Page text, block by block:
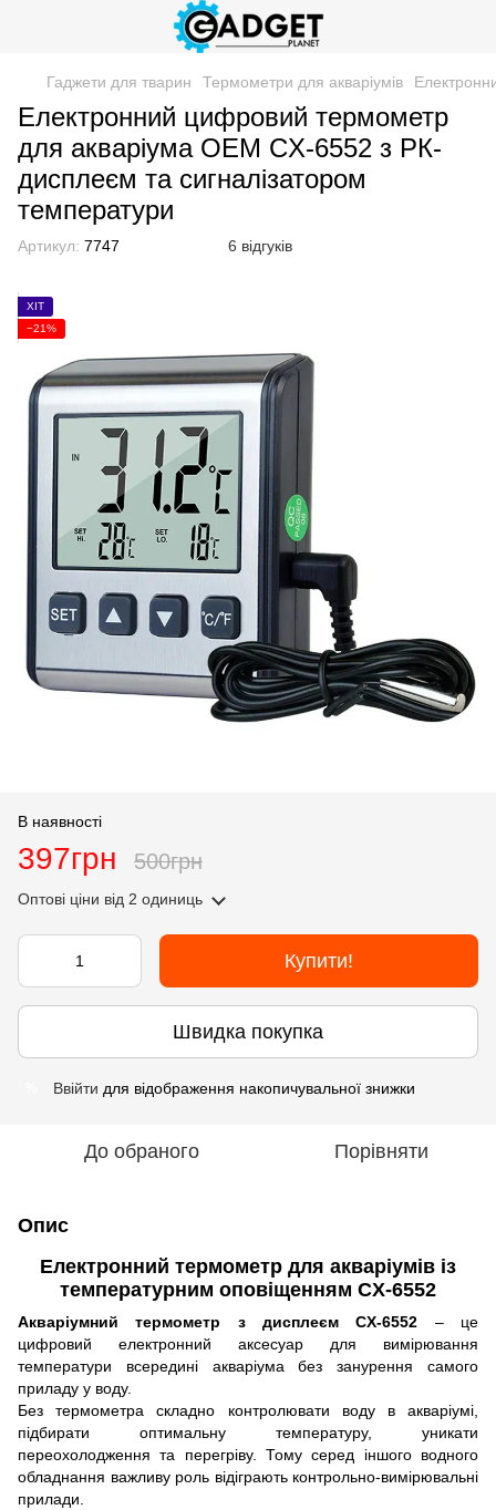
Гаджети для тварин Термометри для акваріумів
Електронний цифровий термометр
для акваріума OEM CX-6552 з РК-
дисплеєм та сигналізатором
температури
Артикул: 7747 6 відгуків
ХІТ
−21%
В наявності
397грн 500грн
Оптові ціни від 2 одиниць
Купити!
Швидка покупка
Ввійти для відображення накопичувальної знижки
До обраного Порівняти
Опис
Електронний термометр для акваріумів із
температурним оповіщенням CX-6552
Акваріумний термометр з дисплеєм CX-6552 – це
цифровий електронний аксесуар для вимірювання
температури всередині акваріума без занурення самого
приладу у воду.
Без термометра складно контролювати воду в акваріумі,
підбирати оптимальну температуру, уникати
переохолодження та перегріву. Тому серед іншого водного
обладнання важливу роль відіграють контрольно-вимірювальні
прилади.